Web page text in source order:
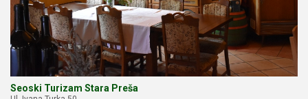
Seoski Turizam Stara Preša